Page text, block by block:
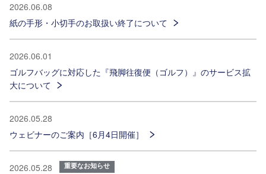
2026.06.08
紙の手形・小切手のお取扱い終了について
2026.06.01
ゴルフバッグに対応した『飛脚往復便（ゴルフ）』のサービス拡
大について
2026.05.28
ウェビナーのご案内［6月4日開催］
2026.05.28 重要なお知らせ